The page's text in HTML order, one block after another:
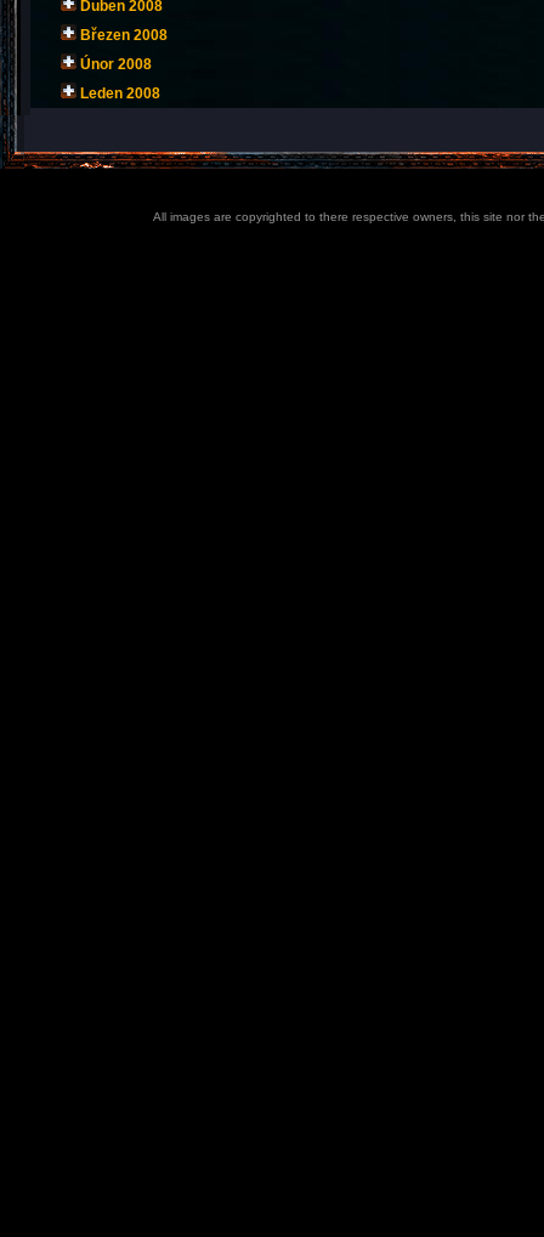
Duben 2008
Březen 2008
Únor 2008
Leden 2008
All images are copyrighted to there respective owners, this site nor